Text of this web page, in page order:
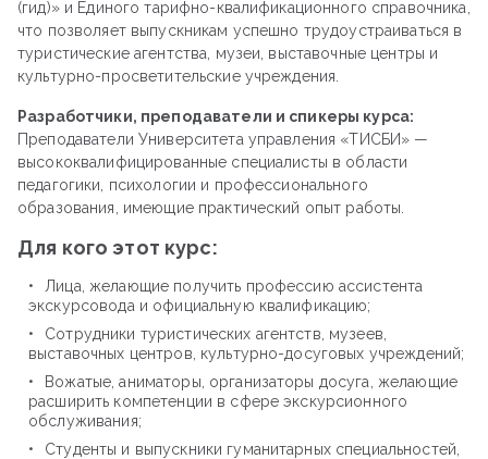
(гид)» и Единого тарифно-квалификационного справочника,
что позволяет выпускникам успешно трудоустраиваться в
туристические агентства, музеи, выставочные центры и
культурно-просветительские учреждения.
Разработчики, преподаватели и спикеры курса:
Преподаватели Университета управления «ТИСБИ» —
высококвалифицированные специалисты в области
педагогики, психологии и профессионального
образования, имеющие практический опыт работы.
Для кого этот курс:
Лица, желающие получить профессию ассистента
экскурсовода и официальную квалификацию;
Сотрудники туристических агентств, музеев,
выставочных центров, культурно-досуговых учреждений;
Вожатые, аниматоры, организаторы досуга, желающие
расширить компетенции в сфере экскурсионного
обслуживания;
Студенты и выпускники гуманитарных специальностей,